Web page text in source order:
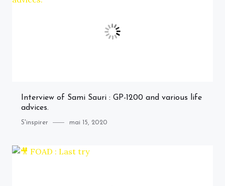
Interview of Sami Sauri : GP-1200 and various life
advices.
Category
S'inspirer
Posted
mai 15, 2020